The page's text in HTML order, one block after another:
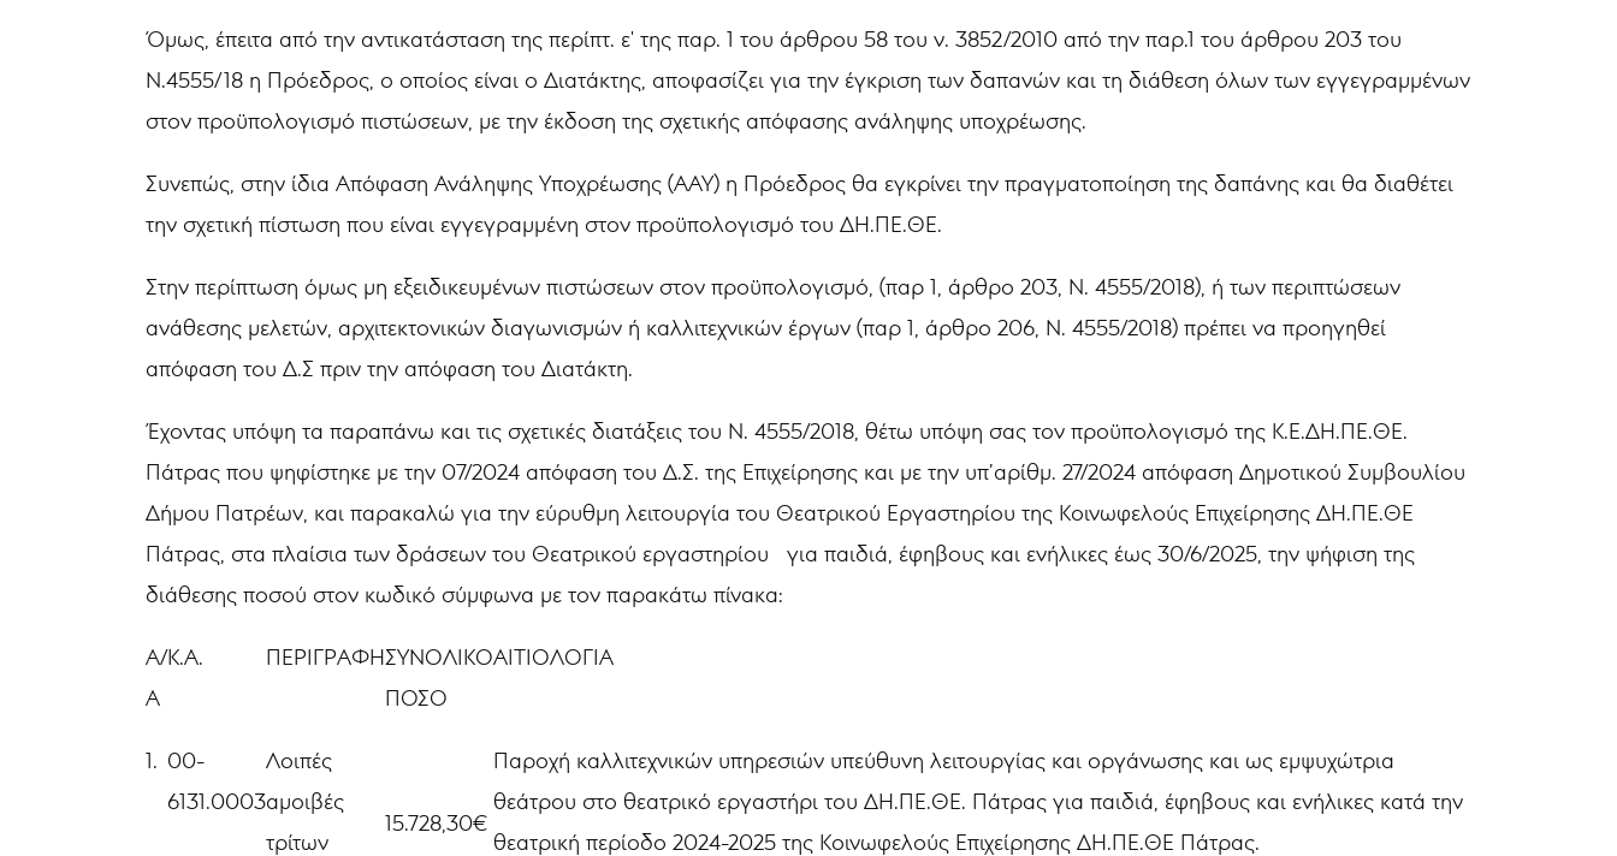
Όμως, έπειτα από την αντικατάσταση της περίπτ. ε' της παρ. 1 του άρθρου 58 του ν. 3852/2010 από την παρ.1 του άρθρου 203 του
Ν.4555/18 η Πρόεδρος, ο οποίος είναι ο Διατάκτης, αποφασίζει για την έγκριση των δαπανών και τη διάθεση όλων των εγγεγραμμένων
στον προϋπολογισμό πιστώσεων, με την έκδοση της σχετικής απόφασης ανάληψης υποχρέωσης.
Συνεπώς, στην ίδια Απόφαση Ανάληψης Υποχρέωσης (ΑΑΥ) η Πρόεδρος θα εγκρίνει την πραγματοποίηση της δαπάνης και θα διαθέτει
την σχετική πίστωση που είναι εγγεγραμμένη στον προϋπολογισμό του ΔΗ.ΠΕ.ΘΕ.
Στην περίπτωση όμως μη εξειδικευμένων πιστώσεων στον προϋπολογισμό, (παρ 1, άρθρο 203, Ν. 4555/2018), ή των περιπτώσεων
ανάθεσης μελετών, αρχιτεκτονικών διαγωνισμών ή καλλιτεχνικών έργων (παρ 1, άρθρο 206, Ν. 4555/2018) πρέπει να προηγηθεί
απόφαση του Δ.Σ πριν την απόφαση του Διατάκτη.
Έχοντας υπόψη τα παραπάνω και τις σχετικές διατάξεις του Ν. 4555/2018, θέτω υπόψη σας τον προϋπολογισμό της Κ.Ε.ΔΗ.ΠΕ.ΘΕ.
Πάτρας που ψηφίστηκε με την 07/2024 απόφαση του Δ.Σ. της Επιχείρησης και με την υπ’αρίθμ. 27/2024 απόφαση Δημοτικού Συμβουλίου
Δήμου Πατρέων, και παρακαλώ για την εύρυθμη λειτουργία του Θεατρικού Εργαστηρίου της Κοινωφελούς Επιχείρησης ΔΗ.ΠΕ.ΘΕ
Πάτρας, στα πλαίσια των δράσεων του Θεατρικού εργαστηρίου για παιδιά, έφηβους και ενήλικες έως 30/6/2025, την ψήφιση της
διάθεσης ποσού στον κωδικό σύμφωνα με τον παρακάτω πίνακα:
Α/
Α
Κ.Α. ΠΕΡΙΓΡΑΦΗΣΥΝΟΛΙΚΟ
ΠΟΣΟ
ΑΙΤΙΟΛΟΓΙΑ
1. 00-
6131.0003
Λοιπές
αμοιβές
τρίτων
15.728,30€
Παροχή καλλιτεχνικών υπηρεσιών υπεύθυνη λειτουργίας και οργάνωσης και ως εμψυχώτρια
θεάτρου στο θεατρικό εργαστήρι του ΔΗ.ΠΕ.ΘΕ. Πάτρας για παιδιά, έφηβους και ενήλικες κατά την
θεατρική περίοδο 2024-2025 της Κοινωφελούς Επιχείρησης ΔΗ.ΠΕ.ΘΕ Πάτρας.